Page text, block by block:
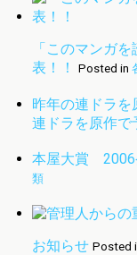
「このマンガ
表！！
Posted in
昨年の連ドラ
連ドラを原作で
本屋大賞 2006
類
お知らせ Posted